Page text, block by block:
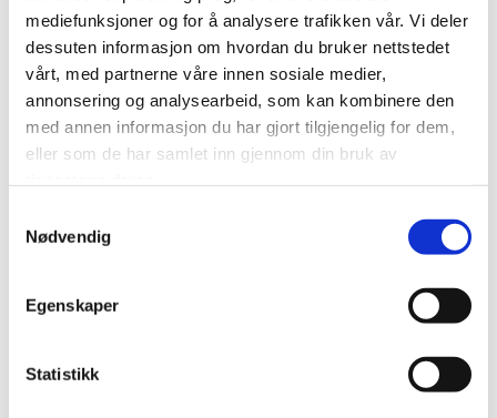
mediefunksjoner og for å analysere trafikken vår. Vi deler
dessuten informasjon om hvordan du bruker nettstedet
vårt, med partnerne våre innen sosiale medier,
annonsering og analysearbeid, som kan kombinere den
med annen informasjon du har gjort tilgjengelig for dem,
eller som de har samlet inn gjennom din bruk av
Nødvendig
Egenskaper
Statistikk
Oppblåsbare akebrett type "airboard" var populær. Her er Aron i farta. Markus i farta!